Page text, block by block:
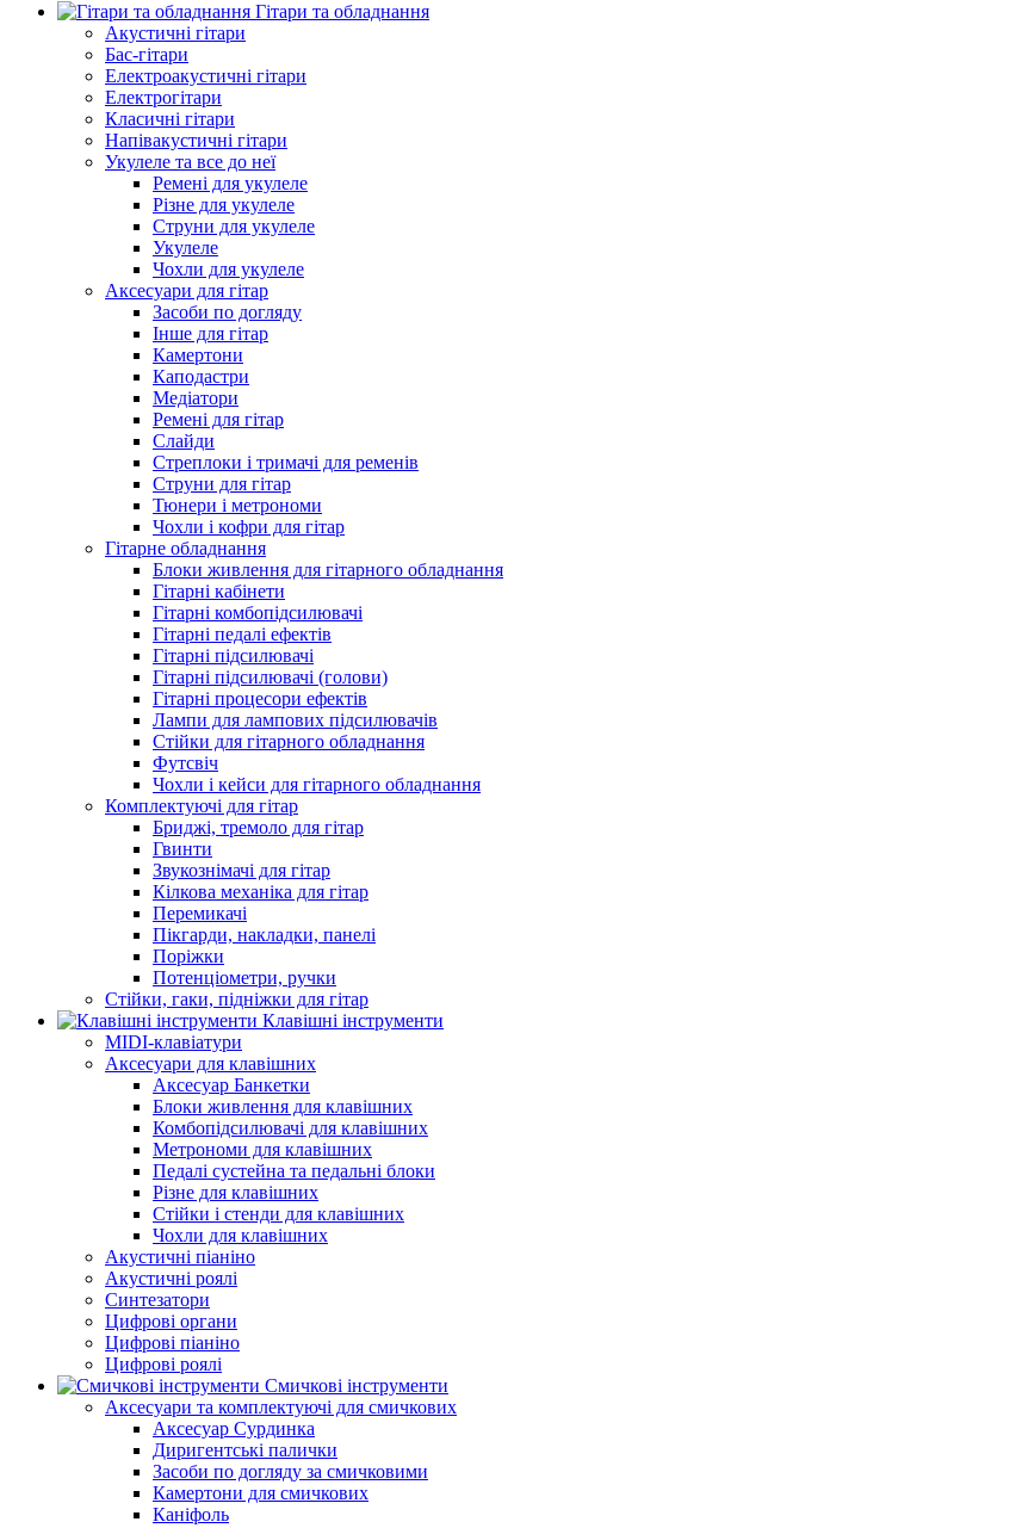
Гітари та обладнання
Акустичні гітари
Бас-гітари
Електроакустичні гітари
Електрогітари
Класичні гітари
Напівакустичні гітари
Укулеле та все до неї
Ремені для укулеле
Різне для укулеле
Струни для укулеле
Укулеле
Чохли для укулеле
Аксесуари для гітар
Засоби по догляду
Інше для гітар
Камертони
Каподастри
Медіатори
Ремені для гітар
Слайди
Стреплоки і тримачі для ременів
Струни для гітар
Тюнери і метрономи
Чохли і кофри для гітар
Гітарне обладнання
Блоки живлення для гітарного обладнання
Гітарні кабінети
Гітарні комбопідсилювачі
Гітарні педалі ефектів
Гітарні підсилювачі
Гітарні підсилювачі (голови)
Гітарні процесори ефектів
Лампи для лампових підсилювачів
Стійки для гітарного обладнання
Футсвіч
Чохли і кейси для гітарного обладнання
Комплектуючі для гітар
Бриджі, тремоло для гітар
Гвинти
Звукознімачі для гітар
Кілкова механіка для гітар
Перемикачі
Пікгарди, накладки, панелі
Поріжки
Потенціометри, ручки
Стійки, гаки, підніжки для гітар
Клавішні інструменти
MIDI-клавіатури
Аксесуари для клавішних
Аксесуар Банкетки
Блоки живлення для клавішних
Комбопідсилювачі для клавішних
Метрономи для клавішних
Педалі сустейна та педальні блоки
Різне для клавішних
Стійки і стенди для клавішних
Чохли для клавішних
Акустичні піаніно
Акустичні роялі
Синтезатори
Цифрові органи
Цифрові піаніно
Цифрові роялі
Смичкові інструменти
Аксесуари та комплектуючі для смичкових
Аксесуар Сурдинка
Диригентські палички
Засоби по догляду за смичковими
Камертони для смичкових
Каніфоль